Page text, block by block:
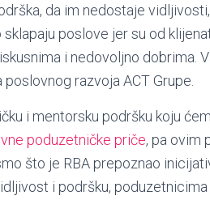
da im nedostaje
poslove jer su od
i nedovoljno dobrima.
razvoja ACT Grupe.
i mentorsku podršku koju
poduzetničke priče, pa ovim
što je RBA prepoznao
i podršku, poduzetnicima